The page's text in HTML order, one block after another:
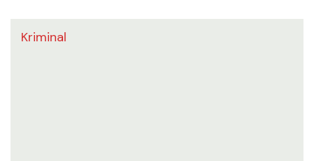
Kriminal